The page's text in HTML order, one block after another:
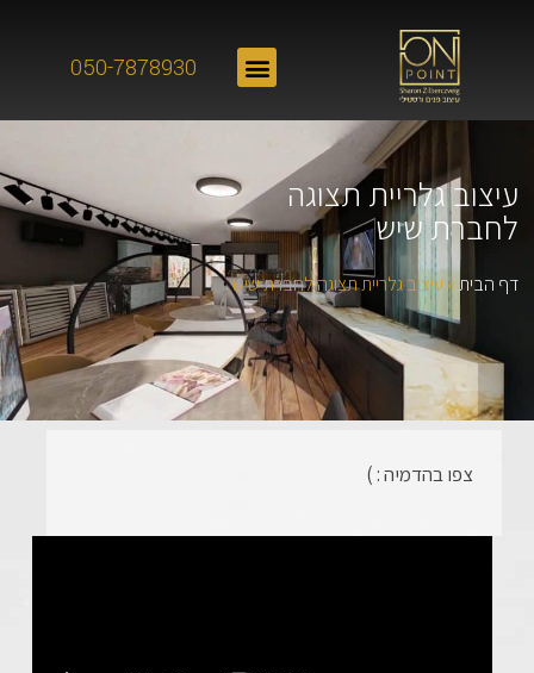
050-7878930
עיצוב גלריית תצוגה
לחברת שיש
דף הבית» עיצוב גלריית תצוגה לחברת שיש
צפו בהדמיה : )